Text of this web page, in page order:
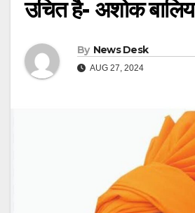
उचित है- अशोक
By News Desk
AUG 27, 2024